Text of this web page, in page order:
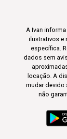
A Ivan
ilustrativos e
específica.
dados sem
locação. A
mudar devido
não